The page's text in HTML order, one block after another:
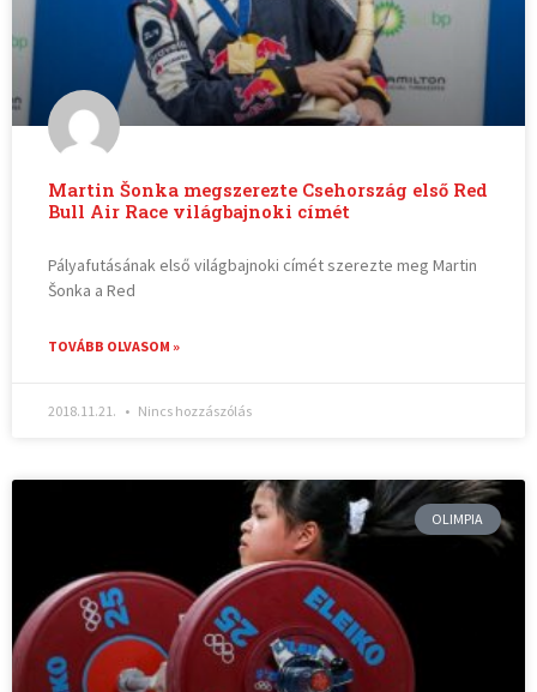
Martin Šonka megszerezte Csehország első Red
Bull Air Race világbajnoki címét
Pályafutásának első világbajnoki címét szerezte meg Martin
Šonka a Red
TOVÁBB OLVASOM »
2018.11.21. Nincs hozzászólás
OLIMPIA